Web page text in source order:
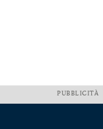
PUBBLICITÀ